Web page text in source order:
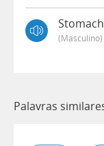
(masculino)
Palavras